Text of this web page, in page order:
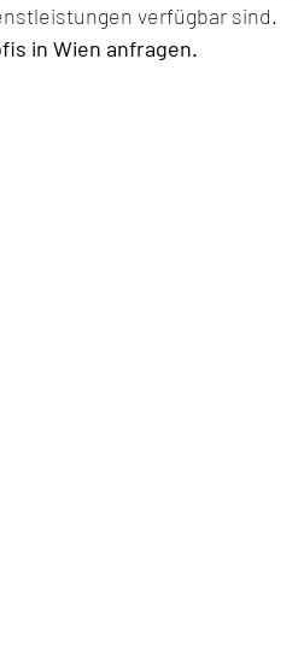
verfügbar sind.
in Wien anfragen.